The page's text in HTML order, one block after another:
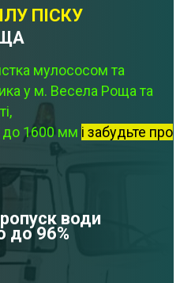
ПІСКУ
мулососом та
у м. Весела Роща та
до 1600 мм і забудьте про
води
до 96%